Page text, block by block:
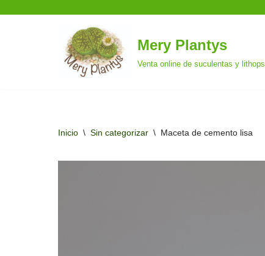
Mery Plantys
Venta online de suculentas y lithops
Inicio \ Sin categorizar \ Maceta de cemento lisa